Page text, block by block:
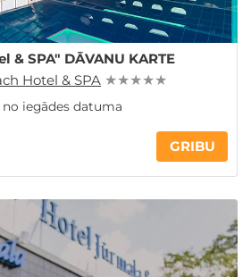
SPA" DĀVANU KARTE
Hotel & SPA ★ ★ ★ ★ ★
no iegādes datuma
GRIBU